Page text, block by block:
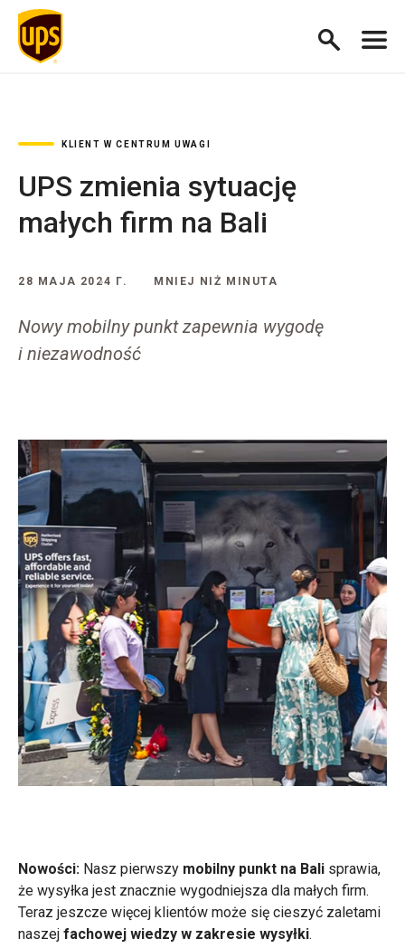
KLIENT W CENTRUM UWAGI
UPS zmienia sytuację
małych firm na Bali
28 MAJA 2024 Г. MNIEJ NIŻ MINUTA
Nowy mobilny punkt zapewnia wygodę
i niezawodność
Nowości: Nasz pierwszy mobilny punkt na Bali sprawia,
że wysyłka jest znacznie wygodniejsza dla małych firm.
Teraz jeszcze więcej klientów może się cieszyć zaletami
naszej fachowej wiedzy w zakresie wysyłki.